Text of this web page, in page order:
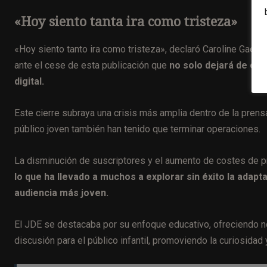
«Hoy siento tanta ira como tristeza»
«Hoy siento tanto ira como tristeza», declaró Caroline
ante el cese de esta publicación que no solo dejará de
digital.
Este cierre subraya una crisis más amplia dentro de la
público joven también han tenido que terminar operaciones.
La disminución de suscriptores y el aumento de costes de
lo que ha llevado a muchos a explorar sin éxito la
audiencia más joven.
El JDE se destacaba por su enfoque educativo, ofreciendo
discusión para el público infantil, promoviendo la curiosidad